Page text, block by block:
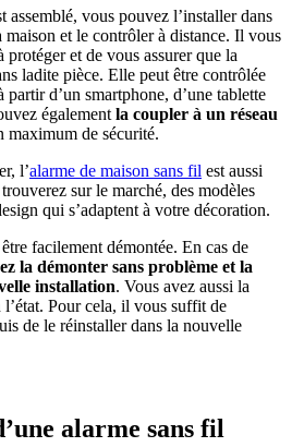
vous pouvez l’installer dans
maison et le contrôler à distance. Il vous
protéger et de vous assurer que la
ladite pièce. Elle peut être contrôlée
d’un smartphone, d’une tablette
également la coupler à un réseau
maximum de sécurité.
l’alarme de maison sans fil est aussi
sur le marché, des modèles
qui s’adaptent à votre décoration.
facilement démontée. En cas de
la démonter sans problème et la
installation. Vous avez aussi la
Pour cela, il vous suffit de
de le réinstaller dans la nouvelle
alarme sans fil